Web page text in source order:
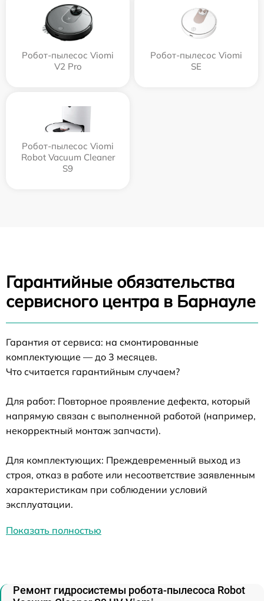
Робот-пылесос Viomi
V2 Pro
Робот-пылесос Viomi
SE
Робот-пылесос Viomi
Robot Vacuum Cleaner
S9
Гарантийные обязательства
сервисного центра в Барнауле
Гарантия от сервиса: на смонтированные
комплектующие — до 3 месяцев.
Что считается гарантийным случаем?
Для работ: Повторное проявление дефекта, который
напрямую связан с выполненной работой (например,
некорректный монтаж запчасти).
Для комплектующих: Преждевременный выход из
строя, отказ в работе или несоответствие заявленным
характеристикам при соблюдении условий
эксплуатации.
Показать полностью
Ремонт гидросистемы робота-пылесоса Robot